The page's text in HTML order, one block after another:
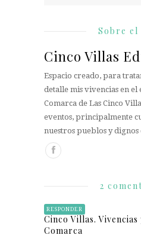
Sobre
Cinco Villas
Espacio creado, para
detalle mis vivencias en el
Comarca de Las Cinco
eventos, principalmente
nuestros pueblos y dignos
2
RESPONDER
Cinco Villas. Vivencias
Comarca